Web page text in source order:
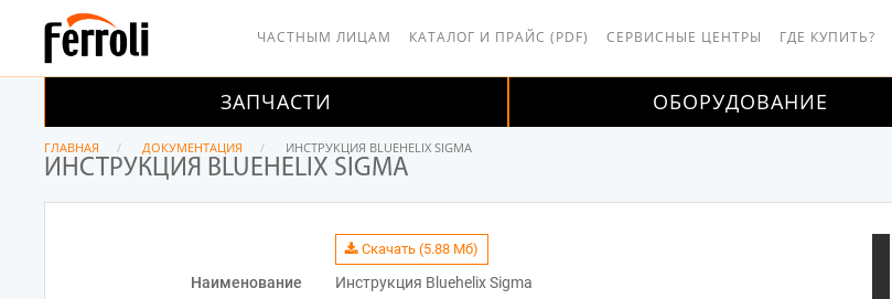
ЧАСТНЫМ ЛИЦАМ КАТАЛОГ И ПРАЙС (PDF) СЕРВИСНЫЕ ЦЕНТРЫ ГДЕ КУПИТЬ?
ЗАПЧАСТИ ОБОРУДОВАНИЕ
ГЛАВНАЯ ДОКУМЕНТАЦИЯ ИНСТРУКЦИЯ BLUEHELIX SIGMA
ИНСТРУКЦИЯ BLUEHELIX SIGMA
Скачать (5.88 Мб)
Наименование
Инструкция Bluehelix Sigma